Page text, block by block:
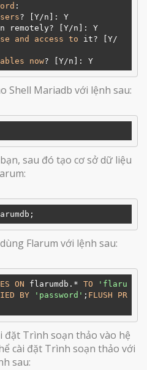
:
? [Y/n]: Y
remotely? [Y/n]: Y
and access to it? [Y/
now
Shell Mariadb với lệnh sau:
sau đó tạo cơ sở dữ liệu
Flarum với lệnh sau:
ON flarumdb.* TO
'flaru
BY 'password' ; FLUSH
PR
đặt Trình soạn thảo vào hệ
cài đặt Trình soạn thảo với
sau: